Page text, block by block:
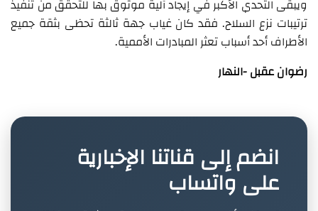
ويبقى التحدي الأكبر في إيجاد آلية موثوق بها للتحقق من تنفيذ
ترتيبات نزع السلاح. فقد كان غياب جهة ثالثة تحظى بثقة جميع
الأطراف أحد أسباب تعثر المبادرات الأممية.
رضوان عقبل -النهار
انضم إلى قناتنا الإخبارية
على واتساب